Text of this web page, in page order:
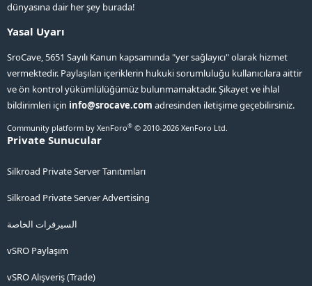
dünyasına dair her şey burada!
Yasal Uyarı
SroCave, 5651 Sayılı Kanun kapsamında "yer sağlayıcı" olarak hizmet
vermektedir. Paylaşılan içeriklerin hukuki sorumluluğu kullanıcılara aittir
ve ön kontrol yükümlülüğümüz bulunmamaktadır. Şikayet ve ihlal
bildirimleri için info@srocave.com adresinden iletişime geçebilirsiniz.
Community platform by XenForo® © 2010-2026 XenForo Ltd.
Private Sunucular
Silkroad Private Server Tanıtımları
Silkroad Private Server Advertising
السيرفرات الخاصة
vSRO Paylaşım
vSRO Alışveriş (Trade)